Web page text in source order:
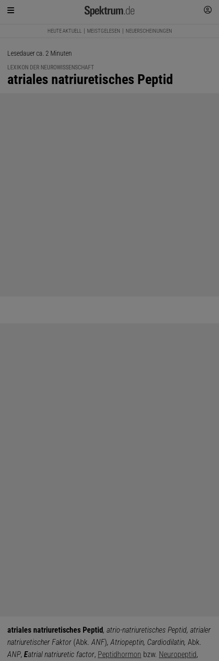
HEUTE AKTUELL MEISTGELESEN NEUERSCHEINUNGEN
Lesedauer ca. 2 Minuten
LEXIKON DER NEUROWISSENSCHAFT
:
atriales natriuretisches Peptid
atriales natriuretisches Peptid, atrio-natriuretisches Peptid, atrialer
natriuretischer Faktor (Abk. ANF), Atriopeptin, Cardiodilatin, Abk.
ANP, Eatrial natriuretic factor, Peptidhormon bzw. Neuropeptid,